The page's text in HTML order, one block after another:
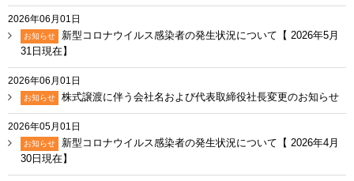
2026年06月01日
お知らせ
新型コロナウイルス感染者の発生状況について【 2026年5月
31日現在】
2026年06月01日
お知らせ 株式譲渡に伴う会社名および代表取締役社長変更のお知らせ
2026年05月01日
お知らせ
新型コロナウイルス感染者の発生状況について【 2026年4月
30日現在】